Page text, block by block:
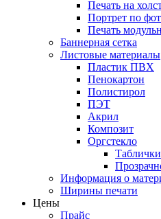
Печать на
Портрет по
Печать
Баннерная сетка
Листовые материалы
Пластик ПВХ
Пенокартон
Полистирол
ПЭТ
Акрил
Композит
Оргстекло
Таблички
Информация о
Ширины печати
Цены
Прайс